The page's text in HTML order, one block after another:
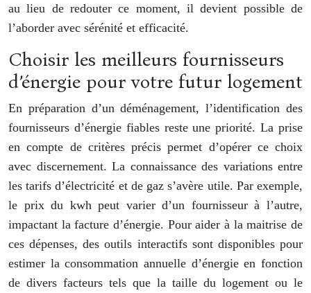
au lieu de redouter ce moment, il devient possible de
l’aborder avec sérénité et efficacité.
Choisir les meilleurs fournisseurs
d’énergie pour votre futur logement
En préparation d’un déménagement, l’identification des
fournisseurs d’énergie fiables reste une priorité. La prise
en compte de critères précis permet d’opérer ce choix
avec discernement. La connaissance des variations entre
les tarifs d’électricité et de gaz s’avère utile. Par exemple,
le prix du kwh peut varier d’un fournisseur à l’autre,
impactant la facture d’énergie. Pour aider à la maitrise de
ces dépenses, des outils interactifs sont disponibles pour
estimer la consommation annuelle d’énergie en fonction
de divers facteurs tels que la taille du logement ou le